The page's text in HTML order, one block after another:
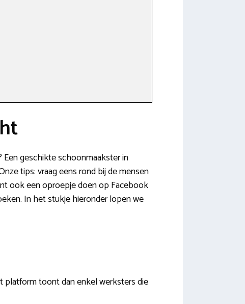
Een geschikte schoonmaakster in
tips: vraag eens rond bij de mensen
ook een oproepje doen op Facebook
In het stukje hieronder lopen we
platform toont dan enkel werksters die